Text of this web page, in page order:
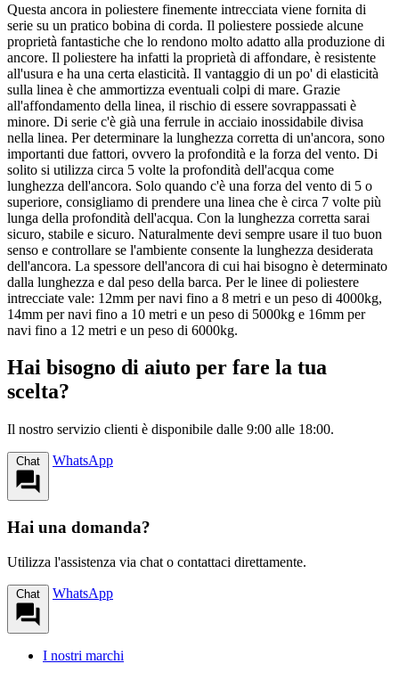
Questa ancora in poliestere finemente intrecciata viene fornita di
serie su un pratico bobina di corda. Il poliestere possiede alcune
proprietà fantastiche che lo rendono molto adatto alla produzione di
ancore. Il poliestere ha infatti la proprietà di affondare, è resistente
all'usura e ha una certa elasticità. Il vantaggio di un po' di elasticità
sulla linea è che ammortizza eventuali colpi di mare. Grazie
all'affondamento della linea, il rischio di essere sovrappassati è
minore. Di serie c'è già una ferrule in acciaio inossidabile divisa
nella linea. Per determinare la lunghezza corretta di un'ancora, sono
importanti due fattori, ovvero la profondità e la forza del vento. Di
solito si utilizza circa 5 volte la profondità dell'acqua come
lunghezza dell'ancora. Solo quando c'è una forza del vento di 5 o
superiore, consigliamo di prendere una linea che è circa 7 volte più
lunga della profondità dell'acqua. Con la lunghezza corretta sarai
sicuro, stabile e sicuro. Naturalmente devi sempre usare il tuo buon
senso e controllare se l'ambiente consente la lunghezza desiderata
dell'ancora. La spessore dell'ancora di cui hai bisogno è determinato
dalla lunghezza e dal peso della barca. Per le linee di poliestere
intrecciate vale: 12mm per navi fino a 8 metri e un peso di 4000kg,
14mm per navi fino a 10 metri e un peso di 5000kg e 16mm per
navi fino a 12 metri e un peso di 6000kg.
Hai bisogno di aiuto per fare la tua
scelta?
Il nostro servizio clienti è disponibile dalle 9:00 alle 18:00.
Chat WhatsApp
Hai una domanda?
Utilizza l'assistenza via chat o contattaci direttamente.
Chat WhatsApp
I nostri marchi